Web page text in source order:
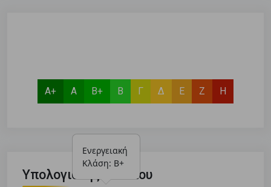
Α+ Α Β+
Ενεργειακή
Κλάση: Β+
Β Γ Δ Ε Ζ Η
Υπολογιστής Δανείου